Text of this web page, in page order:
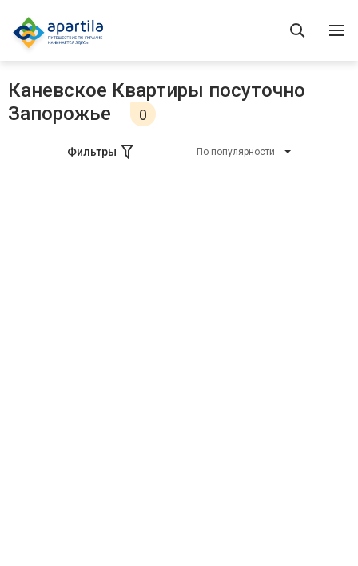
Каневское Квартиры посуточно
Запорожье
0
Фильтры По популярности